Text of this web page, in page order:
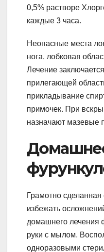
0,5% растворе
каждые 3 часа.
Неопасные места
нога, лобковая
Лечение
прилегающей
прикладывание
примочек. При
назначают мазевые
Грамотно
избежать
домашнего лечения
руки с мылом.
одноразовыми